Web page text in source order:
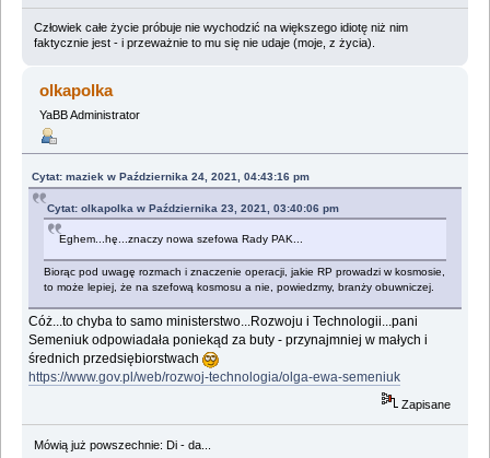
Człowiek całe życie próbuje nie wychodzić na większego idiotę niż nim
faktycznie jest - i przeważnie to mu się nie udaje (moje, z życia).
olkapolka
YaBB Administrator
Cytat: maziek w Października 24, 2021, 04:43:16 pm
Cytat: olkapolka w Października 23, 2021, 03:40:06 pm
Eghem...hę...znaczy nowa szefowa Rady PAK...
Biorąc pod uwagę rozmach i znaczenie operacji, jakie RP prowadzi w kosmosie,
to może lepiej, że na szefową kosmosu a nie, powiedzmy, branży obuwniczej.
Cóż...to chyba to samo ministerstwo...Rozwoju i Technologii...pani
Semeniuk odpowiadała poniekąd za buty - przynajmniej w małych i
średnich przedsiębiorstwach
https://www.gov.pl/web/rozwoj-technologia/olga-ewa-semeniuk
Zapisane
Mówią już powszechnie: Di - da...